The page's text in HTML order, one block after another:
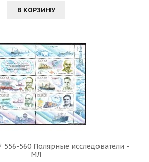
В КОРЗИНУ
556-560 Полярные исследователи -
МЛ